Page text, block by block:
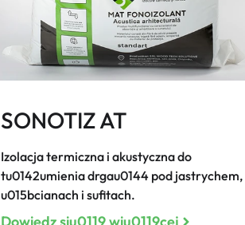
SONOTIZ AT
Izolacja termiczna i akustyczna do
tu0142umienia drgau0144 pod jastrychem,
u015bcianach i sufitach.
Dowiedz siu0119 wiu0119cej